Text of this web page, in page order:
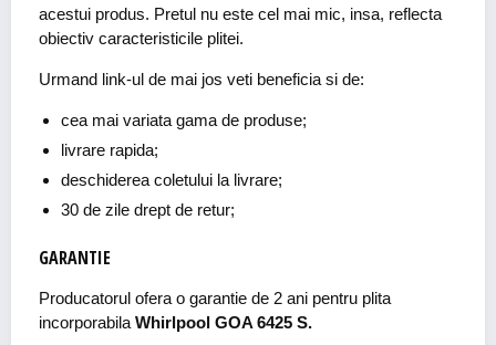
acestui produs. Pretul nu este cel mai mic, insa, reflecta
obiectiv caracteristicile plitei.
Urmand link-ul de mai jos veti beneficia si de:
cea mai variata gama de produse;
livrare rapida;
deschiderea coletului la livrare;
30 de zile drept de retur;
GARANTIE
Producatorul ofera o garantie de 2 ani pentru plita
incorporabila Whirlpool GOA 6425 S.